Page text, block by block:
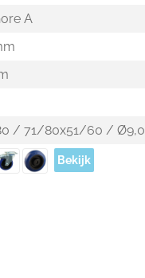
A
/ 71/80x51/60 / Ø9,0
Bekijk